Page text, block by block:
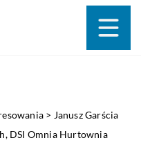
> Janusz Garścia
DSI Omnia Hurtownia